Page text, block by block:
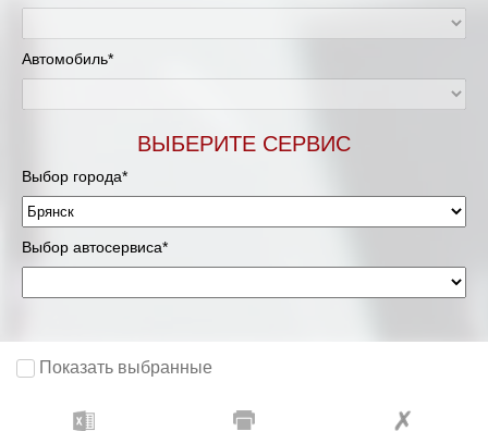
Автомобиль*
ВЫБЕРИТЕ СЕРВИС
Выбор города*
Выбор автосервиса*
Показать выбранные